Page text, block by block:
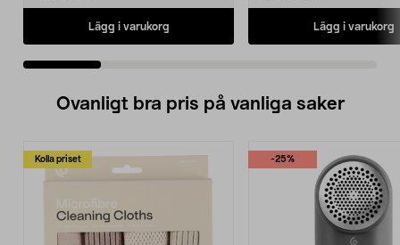
Lägg i varukorg Lägg i varukorg
Ovanligt bra pris på vanliga saker
Kolla priset -25%